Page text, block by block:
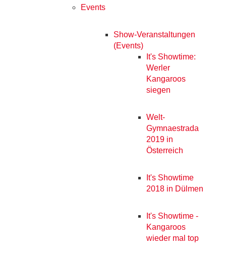
Events
Show-Veranstaltungen
(Events)
It's Showtime:
Werler
Kangaroos
siegen
Welt-
Gymnaestrada
2019 in
Österreich
It's Showtime
2018 in Dülmen
It's Showtime -
Kangaroos
wieder mal top